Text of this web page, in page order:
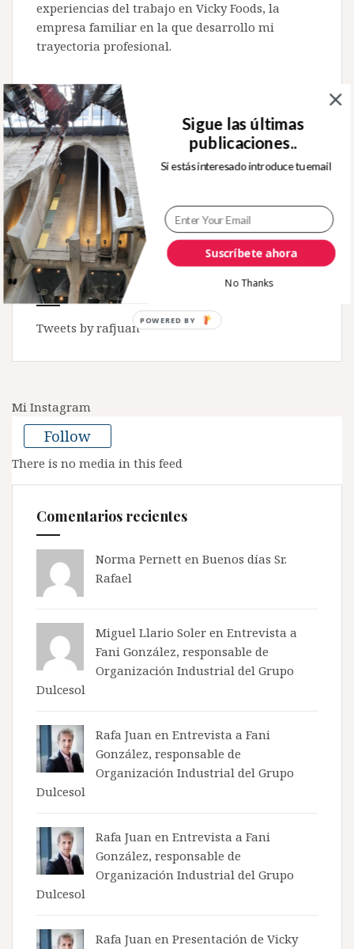
experiencias del trabajo en Vicky Foods, la
empresa familiar en la que desarrollo mi
trayectoria profesional.
Buscar:
Sígueme en Twitter
Tweets by rafjuan
Mi Instagram
Follow
There is no media in this feed
Comentarios recientes
Norma Pernett en Buenos días Sr.
Rafael
Miguel Llario Soler en Entrevista a
Fani González, responsable de
Organización Industrial del Grupo
Dulcesol
Rafa Juan en Entrevista a Fani
González, responsable de
Organización Industrial del Grupo
Dulcesol
Rafa Juan en Entrevista a Fani
González, responsable de
Organización Industrial del Grupo
Dulcesol
Rafa Juan en Presentación de Vicky
Suscríbete ahora
Sigue las últimas
publicaciones..
Si estás interesado introduce tu email
No Thanks
POWERED